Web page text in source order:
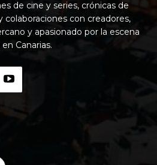
de cine y series, crónicas de
colaboraciones con creadores,
y apasionado por la escena
Canarias.